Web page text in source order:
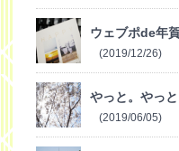
ウェブポde年
(2019/12/26)
やっと。やっ
(2019/06/05)